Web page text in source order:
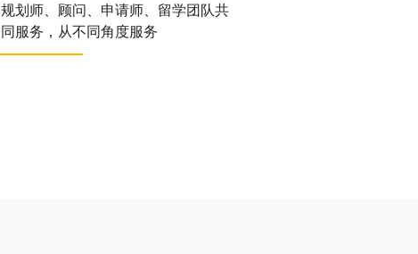
规划师、顾问、申请师、留学团队共
同服务，从不同角度服务